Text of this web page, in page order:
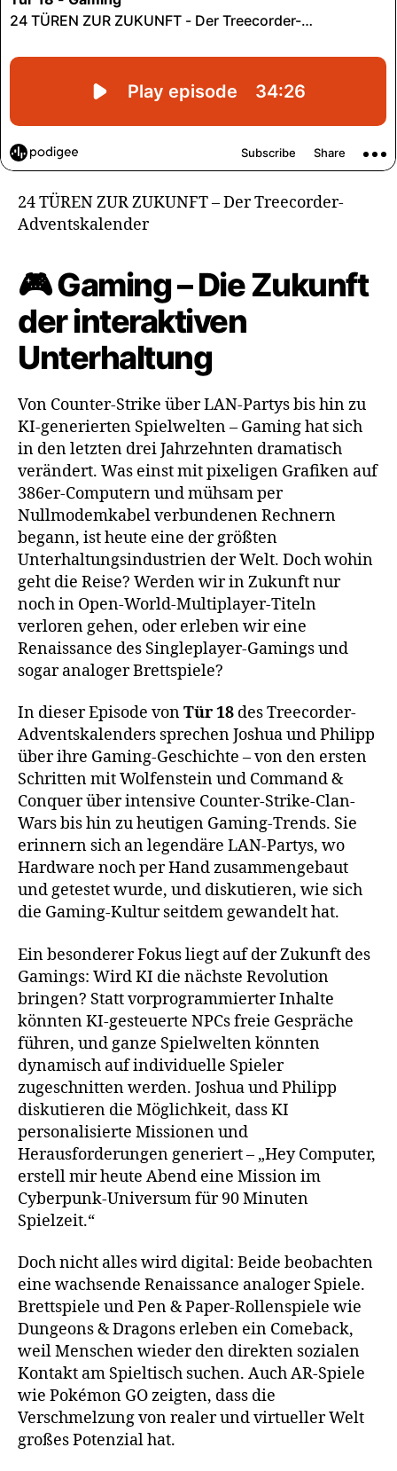
24 TÜREN ZUR ZUKUNFT – Der Treecorder-
Adventskalender
🎮 Gaming – Die Zukunft
der interaktiven
Unterhaltung
Von Counter-Strike über LAN-Partys bis hin zu
KI-generierten Spielwelten – Gaming hat sich
in den letzten drei Jahrzehnten dramatisch
verändert. Was einst mit pixeligen Grafiken auf
386er-Computern und mühsam per
Nullmodemkabel verbundenen Rechnern
begann, ist heute eine der größten
Unterhaltungsindustrien der Welt. Doch wohin
geht die Reise? Werden wir in Zukunft nur
noch in Open-World-Multiplayer-Titeln
verloren gehen, oder erleben wir eine
Renaissance des Singleplayer-Gamings und
sogar analoger Brettspiele?
In dieser Episode vonTür 18 des Treecorder-
Adventskalenders sprechen Joshua und Philipp
über ihre Gaming-Geschichte – von den ersten
Schritten mit Wolfenstein und Command &
Conquer über intensive Counter-Strike-Clan-
Wars bis hin zu heutigen Gaming-Trends. Sie
erinnern sich an legendäre LAN-Partys, wo
Hardware noch per Hand zusammengebaut
und getestet wurde, und diskutieren, wie sich
die Gaming-Kultur seitdem gewandelt hat.
Ein besonderer Fokus liegt auf der Zukunft des
Gamings: Wird KI die nächste Revolution
bringen? Statt vorprogrammierter Inhalte
könnten KI-gesteuerte NPCs freie Gespräche
führen, und ganze Spielwelten könnten
dynamisch auf individuelle Spieler
zugeschnitten werden. Joshua und Philipp
diskutieren die Möglichkeit, dass KI
personalisierte Missionen und
Herausforderungen generiert – „Hey Computer,
erstell mir heute Abend eine Mission im
Cyberpunk-Universum für 90 Minuten
Spielzeit.“
Doch nicht alles wird digital: Beide beobachten
eine wachsende Renaissance analoger Spiele.
Brettspiele und Pen & Paper-Rollenspiele wie
Dungeons & Dragons erleben ein Comeback,
weil Menschen wieder den direkten sozialen
Kontakt am Spieltisch suchen. Auch AR-Spiele
wie Pokémon GO zeigten, dass die
Verschmelzung von realer und virtueller Welt
großes Potenzial hat.